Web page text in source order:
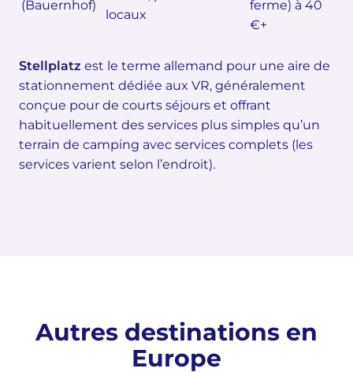
(Bauernhof)
locaux
ferme) à 40
€+
Stellplatz est le terme allemand pour une aire de
stationnement dédiée aux VR, généralement
conçue pour de courts séjours et offrant
habituellement des services plus simples qu’un
terrain de camping avec services complets (les
services varient selon l’endroit).
Autres destinations en
Europe